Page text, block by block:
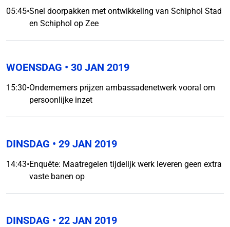
05:45•Snel doorpakken met ontwikkeling van Schiphol Stad
en Schiphol op Zee
WOENSDAG • 30 JAN 2019
15:30•Ondernemers prijzen ambassadenetwerk vooral om
persoonlijke inzet
DINSDAG • 29 JAN 2019
14:43•Enquête: Maatregelen tijdelijk werk leveren geen extra
vaste banen op
DINSDAG • 22 JAN 2019